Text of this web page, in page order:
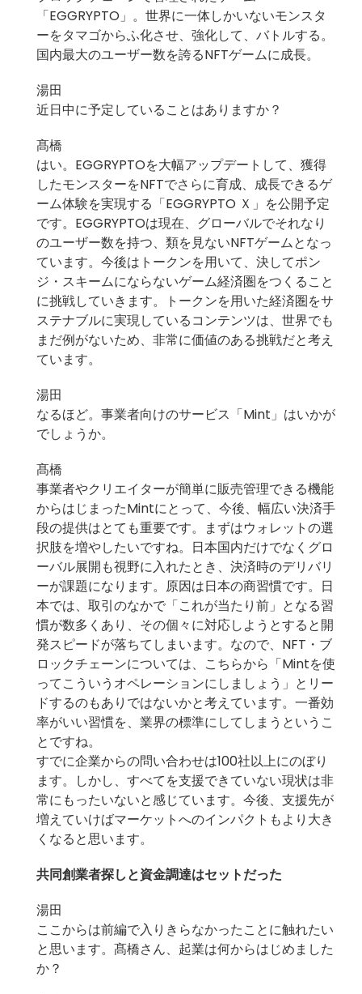
「EGGRYPTO 」。世界に一体しかいないモンスタ
ーをタマゴからふ化させ、強化して、バトルする。
国内最大のユーザー数を誇るNFTゲームに成長。
湯田
近日中に予定していることはありますか？
髙橋
はい。EGGRYPTOを大幅アップデートして、獲得
したモンスターをNFTでさらに育成、成長できるゲ
ーム体験を実現する「EGGRYPTO Ｘ」を公開予定
です。EGGRYPTOは現在、グローバルでそれなり
のユーザー数を持つ、類を見ないNFTゲームとなっ
ています。今後はトークンを用いて、決してポン
ジ・スキームにならないゲーム経済圏をつくること
に挑戦していきます。トークンを用いた経済圏をサ
ステナブルに実現しているコンテンツは、世界でも
まだ例がないため、非常に価値のある挑戦だと考え
ています。
湯田
なるほど。事業者向けのサービス「Mint」はいかが
でしょうか。
髙橋
事業者やクリエイターが簡単に販売管理できる機能
からはじまったMintにとって、今後、幅広い決済手
段の提供はとても重要です。まずはウォレットの選
択肢を増やしたいですね。日本国内だけでなくグロ
ーバル展開も視野に入れたとき、決済時のデリバリ
ーが課題になります。原因は日本の商習慣です。日
本では、取引のなかで「これが当たり前」となる習
慣が数多くあり、その個々に対応しようとすると開
発スピードが落ちてしまいます。なので、NFT・ブ
ロックチェーンについては、こちらから「Mintを使
ってこういうオペレーションにしましょう」とリー
ドするのもありではないかと考えています。一番効
率がいい習慣を、業界の標準にしてしまうというこ
とですね。
すでに企業からの問い合わせは100社以上にのぼり
ます。しかし、すべてを支援できていない現状は非
常にもったいないと感じています。今後、支援先が
増えていけばマーケットへのインパクトもより大き
くなると思います。
共同創業者探しと資金調達はセットだった
湯田
ここからは前編で入りきらなかったことに触れたい
と思います。髙橋さん、起業は何からはじめました
か？